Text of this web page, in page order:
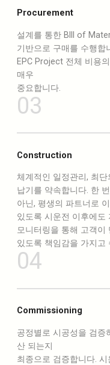
Procurement
설계를 통한 BIll of
기반으로 구매를 수행합
EPC Project 전체 비용
매우
중요합니다.
03
Construction
체계적인 일정관리, 최단
납기를 약속합니다. 한
아닌, 평생의 파트너로
있도록 시운전 이후에도
모니터링을 통해 고객이
있도록 책임감을 가지고
04
Commissioning
공정별로 시공성을 검증
산 되는지
최종으로 검증합니다. 시